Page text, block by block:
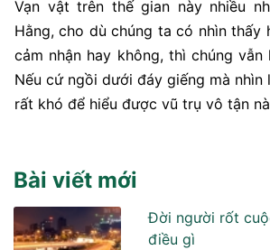
Vạn vật trên thế gian này nhiều
Hằng, cho dù chúng ta có nhìn thấy
cảm nhận hay không, thì chúng
Nếu cứ ngồi dưới đáy giếng mà nhìn
rất khó để hiểu được vũ trụ vô tận
Bài viết mới
Đời người rốt
điều gì